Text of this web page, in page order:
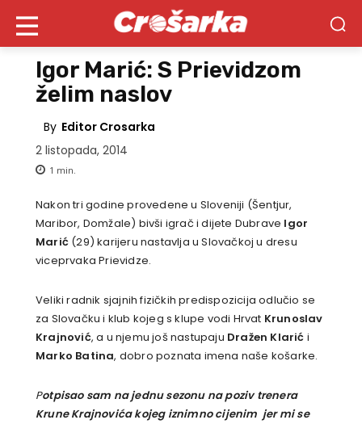
Igor Marić: S Prievidzom
želim naslov
By Editor Crosarka
2 listopada, 2014
1 min.
Nakon tri godine provedene u Sloveniji (Šentjur,
Maribor, Domžale) bivši igrač i dijete Dubrave Igor
Marić (29) karijeru nastavlja u Slovačkoj u dresu
viceprvaka Prievidze.
Veliki radnik sjajnih fizičkih predispozicija odlučio se
za Slovačku i klub kojeg s klupe vodi Hrvat Krunoslav
Krajnović, a u njemu još nastupaju Dražen Klarić i
Marko Batina, dobro poznata imena naše košarke.
Potpisao sam na jednu sezonu na poziv trenera
Krune Krajnovića kojeg iznimno cijenim jer mi se